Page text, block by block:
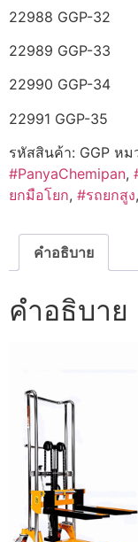
22988 GGP-32
22989 GGP-33
22990 GGP-34
22991 GGP-35
รหัสสินค้า: GGP หม
#PanyaChemipan,
ยกมือโยก, #รถยกสูง,
คำอธิบาย
คำอธิบาย